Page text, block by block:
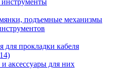
подъемные механизмы
для прокладки кабеля
аксессуары для них